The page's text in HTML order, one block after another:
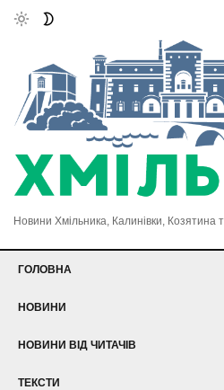
Новини Хмільника, Калинівки, Козятина
ГОЛОВНА
НОВИНИ
НОВИНИ ВІД ЧИТАЧІВ
ТЕКСТИ